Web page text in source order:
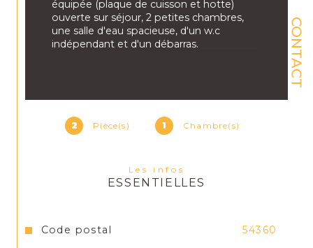
CONTACT
2 Pièce(s) 1 Chambre(s)
Les infos
ESSENTIELLES
Caractéristiques Valeurs
Code postal 54360
équipée (plaque de cuisson et hotte)
ouverte sur séjour, 2 petites chambres,
une salle d'eau spacieuse, d'un w.c
indépendant et d'un débarras.
Les charges comprennent l'eau /
Mode de chauffage : GAZ